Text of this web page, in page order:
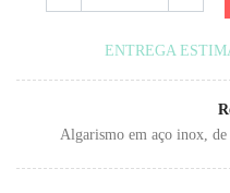
ENTREGA
Algarismo em aço inox, de